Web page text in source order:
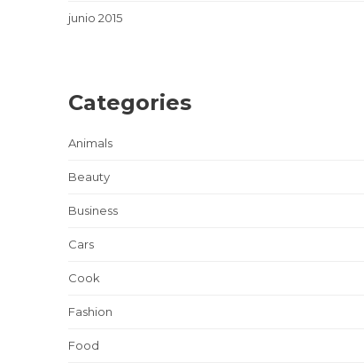
junio 2015
Categories
Animals
Beauty
Business
Cars
Cook
Fashion
Food